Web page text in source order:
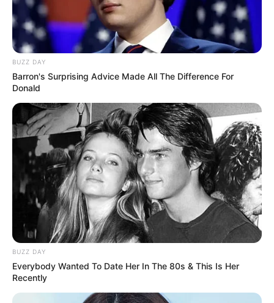
Índice
Decoração de Páscoa reciclável passo a passo
Enfeite de Páscoa reciclável passo a passo
Decoração de Páscoa passo a passo
23 Ideias de decoração para Páscoa
1. Ovinhos de Páscoa
2. Lembrancinha de Páscoa com rolo de papel
3. Coelho da Páscoa com garrafa pet
4. Lembrancinha de Páscoa com pote de vidro
5. Enfeite de Páscoa reciclável
Decoração de Páscoa reciclável passo
a passo
BUZZ DAY
Barron's Surprising Advice Made All The Difference For
Donald
BUZZ DAY
Everybody Wanted To Date Her In The 80s & This Is Her
Recently